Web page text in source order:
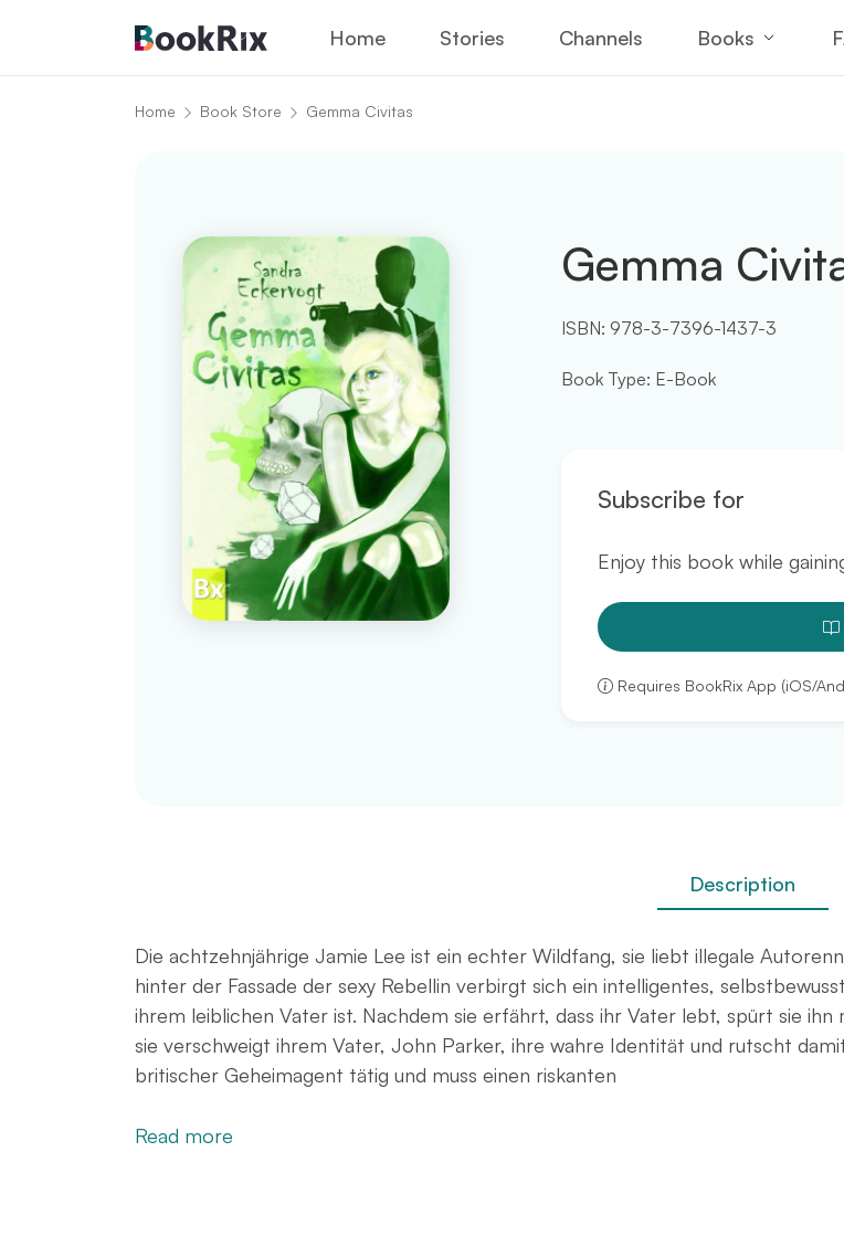
Home Stories Channels Books
Home Book Store Gemma Civitas
Gemma
ISBN: 978-3-7396-1437-3
Book Type: E-Book
Subscribe for
Enjoy this book while
Requires BookRix App (iOS/
Description
Die achtzehnjährige Jamie Lee ist ein echter Wildfang, sie liebt illegale
hinter der Fassade der sexy Rebellin verbirgt sich ein intelligentes,
ihrem leiblichen Vater ist. Nachdem sie erfährt, dass ihr Vater lebt, spürt sie
sie verschweigt ihrem Vater, John Parker, ihre wahre Identität und rutscht
britischer Geheimagent tätig und muss einen riskanten
Read more